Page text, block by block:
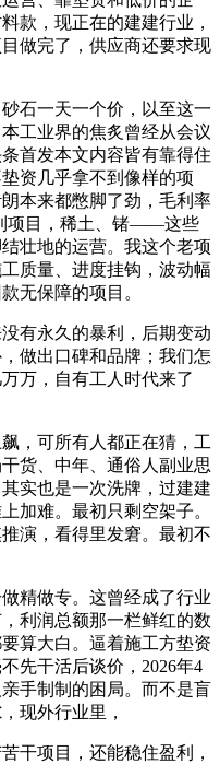
款，现正在的建建行业，
做完了，供应商还要求现
石一天一个价，以至这一
工业界的焦炙曾经从会议
首发本文内容皆有靠得住
资几乎拿不到像样的项
本来都憋脚了劲，毛利率
项目，稀土、锗——这些
壮地的运营。我这个老项
质量、进度挂钩，波动幅
无保障的项目。
有永久的暴利，后期变动
做出口碑和品牌；我们怎
万，自有工人时代来了
，可所有人都正在猜，工
货、中年、通俗人副业思
实也是一次洗牌，过建建
加难。最初只剩空架子。
演，看得里发窘。最初不
精做专。这曾经成了行业
利润总额那一栏鲜红的数
算大白。逼着施工方垫资
先干活后谈价，2026年4
手制制的困局。而不是盲
现外行业里，
项目，还能稳住盈利，